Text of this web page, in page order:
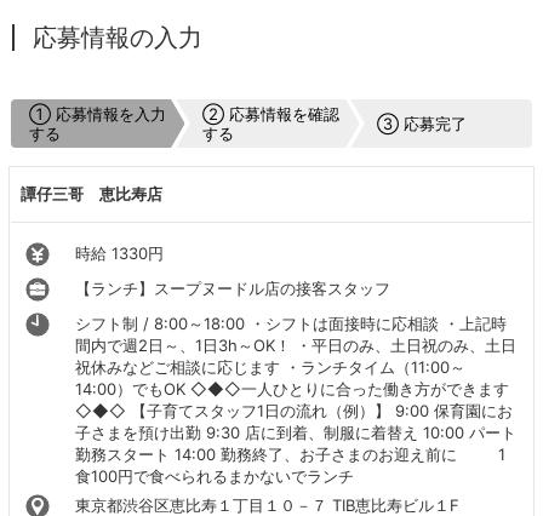
応募情報の入力
① 応募情報を入力
する
② 応募情報を確認
する
③ 応募完了
譚仔三哥 恵比寿店
時給 1330円
【ランチ】スープヌードル店の接客スタッフ
シフト制 / 8:00～18:00 ・シフトは面接時に応相談 ・上記時
間内で週2日～、1日3h～OK！ ・平日のみ、土日祝のみ、土日
祝休みなどご相談に応じます ・ランチタイム（11:00～
14:00）でもOK ◇◆◇一人ひとりに合った働き方ができます
◇◆◇ 【子育てスタッフ1日の流れ（例）】 9:00 保育園にお
子さまを預け出勤 9:30 店に到着、制服に着替え 10:00 パート
勤務スタート 14:00 勤務終了、お子さまのお迎え前に 1
食100円で食べられるまかないでランチ
東京都渋谷区恵比寿１丁目１０－７ TIB恵比寿ビル１F